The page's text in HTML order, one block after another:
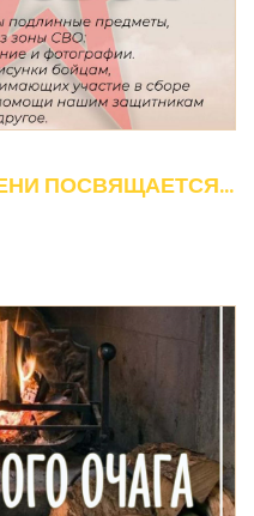
ПОСВЯЩАЕТСЯ...